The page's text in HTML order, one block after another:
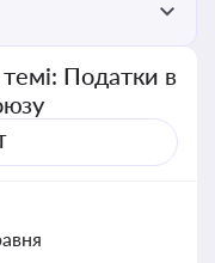
Податки в